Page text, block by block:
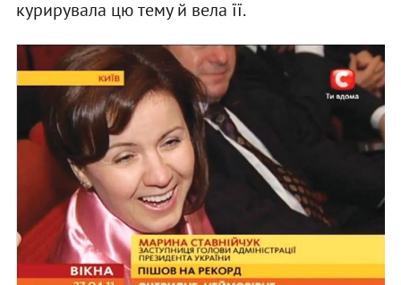
курирувала цю тему й вела її.